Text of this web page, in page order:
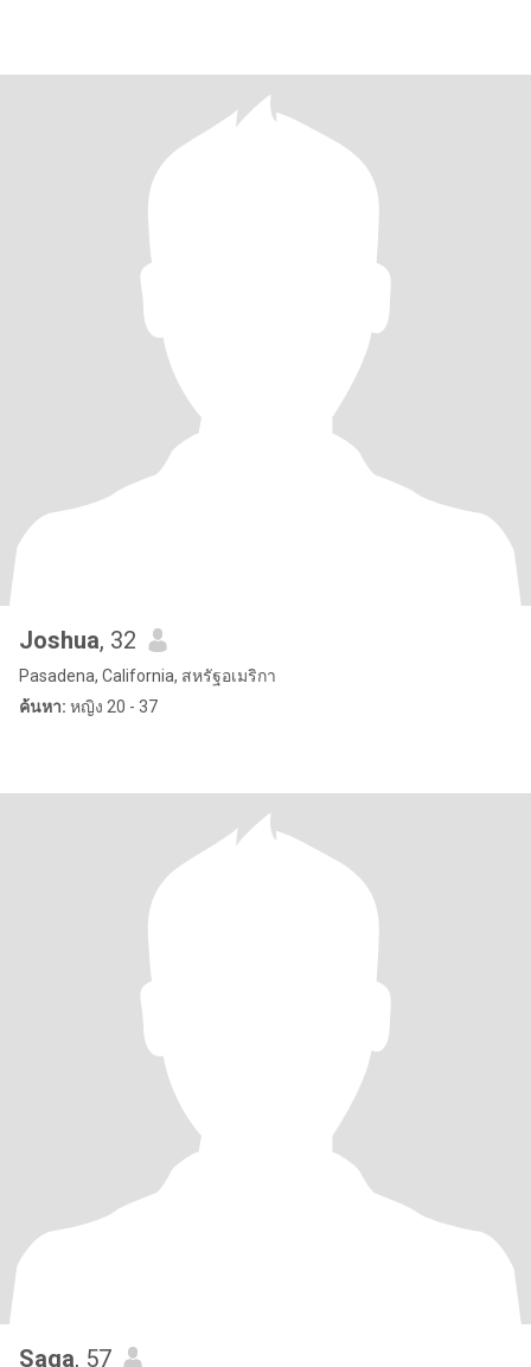
Joshua, 32
Pasadena, California, สหรัฐอเมริกา
ค้นหา: หญิง 20 - 37
Saga, 57